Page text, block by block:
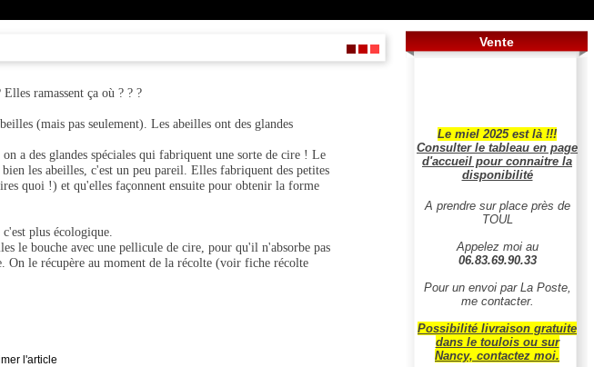
ramassent ça où ? ? ?
(mais pas seulement). Les abeilles ont des glandes
a des glandes spéciales qui fabriquent une sorte de cire ! Le
les abeilles, c'est un peu pareil. Elles fabriquent des petites
quoi !) et qu'elles façonnent ensuite pour obtenir la forme
plus écologique.
le bouche avec une pellicule de cire, pour qu'il n'absorbe pas
le récupère au moment de la récolte (voir fiche récolte
l'article
Vente
Le miel 2025 est là !!!
Consulter le tableau en page
d'accueil pour connaitre la
disponibilité
A prendre sur place près de
TOUL
Appelez moi au
06.83.69.90.33
Pour un envoi par La Poste,
me contacter.
Possibilité livraison gratuite
dans le toulois ou sur
Nancy, contactez moi.